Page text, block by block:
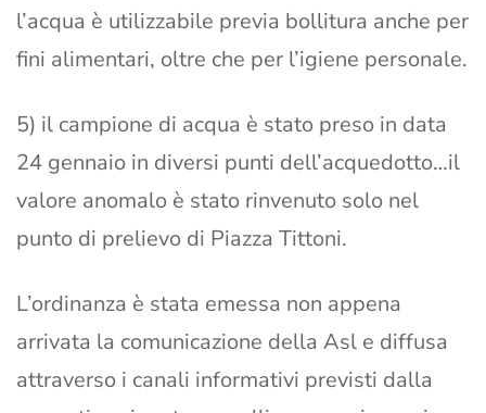
l’acqua è utilizzabile previa bollitura anche per
fini alimentari, oltre che per l’igiene personale.
5) il campione di acqua è stato preso in data
24 gennaio in diversi punti dell’acquedotto…il
valore anomalo è stato rinvenuto solo nel
punto di prelievo di Piazza Tittoni.
L’ordinanza è stata emessa non appena
arrivata la comunicazione della Asl e diffusa
attraverso i canali informativi previsti dalla